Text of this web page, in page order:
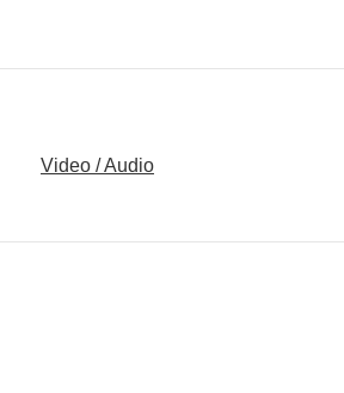
Video / Audio